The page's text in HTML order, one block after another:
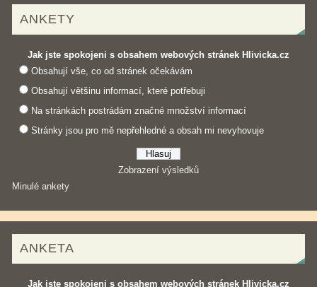
ANKETY
Jak jste spokojeni s obsahem webových stránek Hlivicka.cz
Obsahují vše, co od stránek očekávám
Obsahují většinu informací, které potřebuji
Na stránkách postrádám značné množství informací
Stránky jsou pro mě nepřehledné a obsah mi nevyhovuje
Zobrazení výsledků
Minulé ankety
ANKETA
Jak jste spokojeni s obsahem webových stránek Hlivicka.cz